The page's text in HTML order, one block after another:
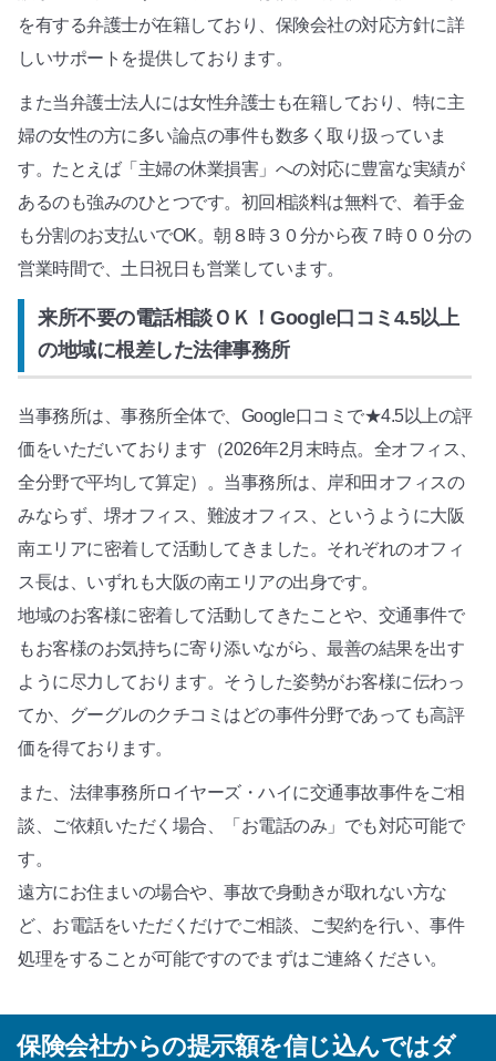
を有する弁護士が在籍しており、保険会社の対応方針に詳
しいサポートを提供しております。
また当弁護士法人には女性弁護士も在籍しており、特に主
婦の女性の方に多い論点の事件も数多く取り扱っていま
す。たとえば「主婦の休業損害」への対応に豊富な実績が
あるのも強みのひとつです。初回相談料は無料で、着手金
も分割のお支払いでOK。朝８時３０分から夜７時００分の
営業時間で、土日祝日も営業しています。
来所不要の電話相談ＯＫ！Google口コミ4.5以上
の地域に根差した法律事務所
当事務所は、事務所全体で、Google口コミで★4.5以上の評
価をいただいております（2026年2月末時点。全オフィス、
全分野で平均して算定）。当事務所は、岸和田オフィスの
みならず、堺オフィス、難波オフィス、というように大阪
南エリアに密着して活動してきました。それぞれのオフィ
ス長は、いずれも大阪の南エリアの出身です。
地域のお客様に密着して活動してきたことや、交通事件で
もお客様のお気持ちに寄り添いながら、最善の結果を出す
ように尽力しております。そうした姿勢がお客様に伝わっ
てか、グーグルのクチコミはどの事件分野であっても高評
価を得ております。
また、法律事務所ロイヤーズ・ハイに交通事故事件をご相
談、ご依頼いただく場合、「お電話のみ」でも対応可能で
す。
遠方にお住まいの場合や、事故で身動きが取れない方な
ど、お電話をいただくだけでご相談、ご契約を行い、事件
処理をすることが可能ですのでまずはご連絡ください。
保険会社からの提示額を信じ込んではダ